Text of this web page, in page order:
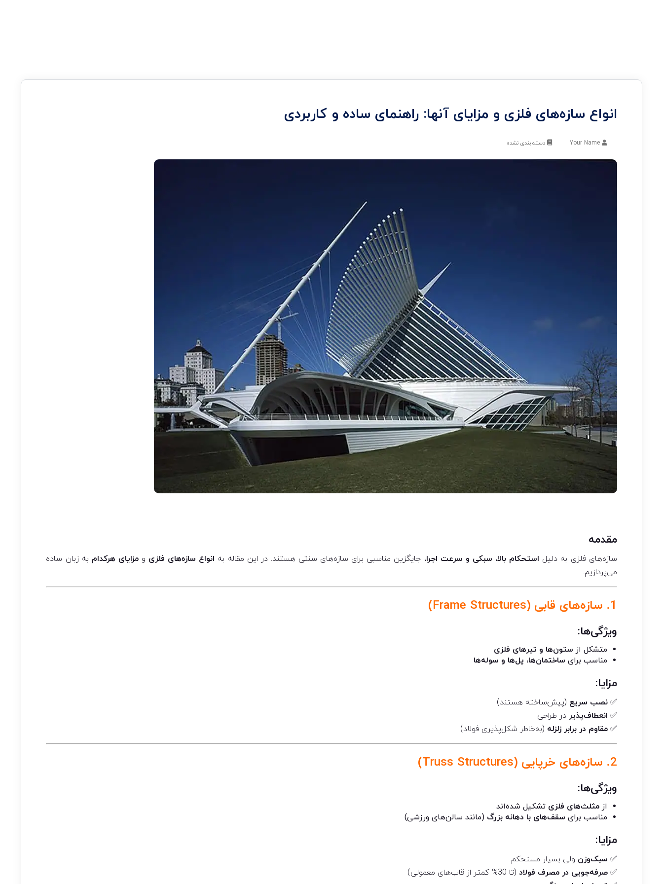
انواع سازه‌های فلزی و مزایای آنها: راهنمای ساده و کاربردی
Your Name دسته بندی نشده
مقدمه
سازه‌های فلزی به دلیل استحکام بالا، سبکی و سرعت اجرا، جایگزین مناسبی برای سازه‌های سنتی هستند. در این مقاله به انواع سازه‌های فلزی ومزایای هرکدام به زبان ساده
می‌پردازیم.
1. سازه‌های قابی (Frame Structures)
ویژگی‌ها:
متشکل از ستون‌ها و تیرهای فلزی
مناسب برای ساختمان‌ها، پل‌ها و سوله‌ها
مزایا:
✅نصب سریع (پیش‌ساخته هستند)
✅ انعطاف‌پذیر در طراحی
✅مقاوم در برابر زلزله (به‌خاطر شکل‌پذیری فولاد)
2. سازه‌های خرپایی (Truss Structures)
ویژگی‌ها:
ازمثلث‌های فلزی تشکیل شده‌اند
مناسب برای سقف‌های با دهانه بزرگ (مانند سالن‌های ورزشی)
مزایا:
✅ سبک‌وزن ولی بسیار مستحکم
✅صرفه‌جویی در مصرف فولاد (تا 30% کمتر از قاب‌های معمولی)